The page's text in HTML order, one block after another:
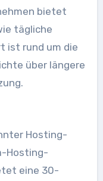
bietet
tägliche
ist rund um die
über längere
Hosting-
Hosting-
eine 30-